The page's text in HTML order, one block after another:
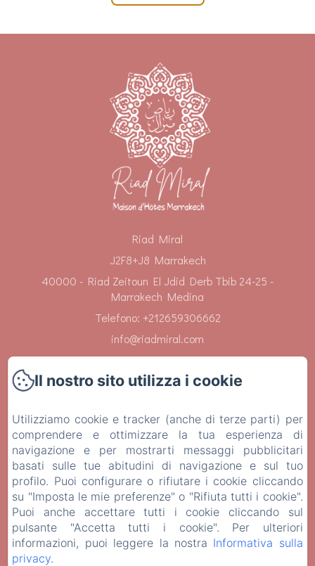
Riad Miral
J2F8+J8 Marrakech
40000 - Riad Zeitoun El Jdid Derb Tbib 24-25 -
Marrakech Medina
Telefono: +212659306662
info@riadmiral.com
Home
Camere
Servizi
Contatti
Il nostro sito utilizza i cookie
Utilizziamo cookie e tracker (anche di terze parti) per
comprendere e ottimizzare la tua esperienza di
navigazione e per mostrarti messaggi pubblicitari
basati sulle tue abitudini di navigazione e sul tuo
profilo. Puoi configurare o rifiutare i cookie cliccando
su "Imposta le mie preferenze" o "Rifiuta tutti i cookie".
Puoi anche accettare tutti i cookie cliccando sul
pulsante "Accetta tutti i cookie". Per ulteriori
informazioni, puoi leggere la nostra Informativa sulla
privacy.